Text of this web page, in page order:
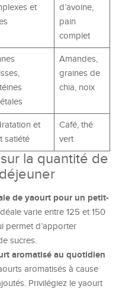
et
d’avoine,
pain
complet
Amandes,
graines de
chia, noix
et
satiété
Café, thé
vert
la quantité de
de yaourt pour un petit-
varie entre 125 et 150
permet d’apporter
sucres.
aromatisé au quotidien
aromatisés à cause
Privilégiez le yaourt